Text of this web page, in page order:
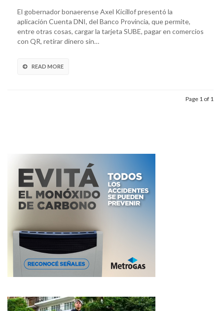
El gobernador bonaerense Axel Kicillof presentó la
aplicación Cuenta DNI, del Banco Provincia, que permite,
entre otras cosas, cargar la tarjeta SUBE, pagar en comercios
con QR, retirar dinero sin…
READ MORE
Page 1 of 1